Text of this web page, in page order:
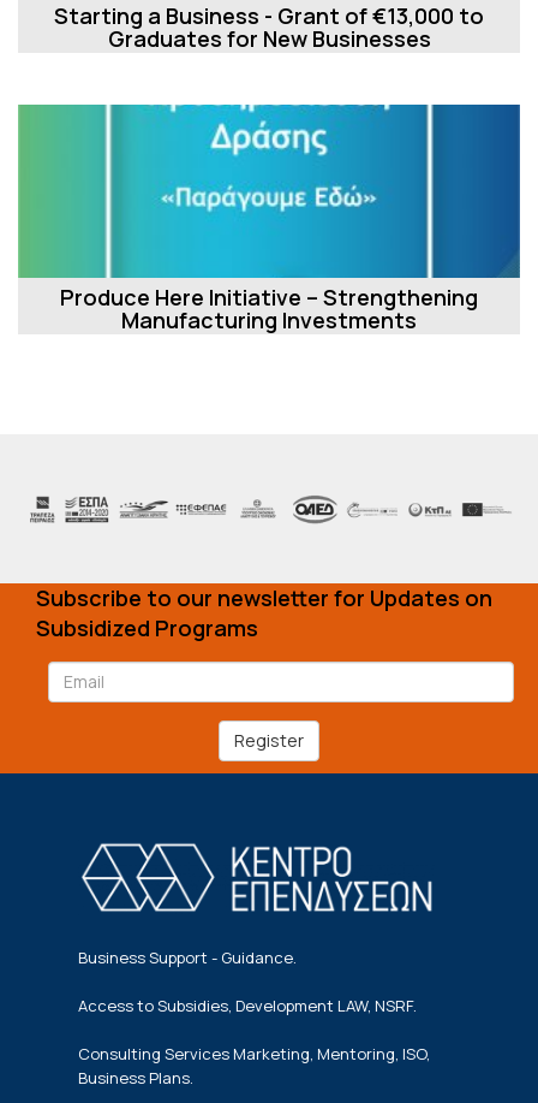
Starting a Business - Grant of €13,000 to
Graduates for New Businesses
Produce Here Initiative – Strengthening
Manufacturing Investments
Subscribe to our newsletter for Updates on
Subsidized Programs
Register
Business Support - Guidance.
Access to Subsidies, Development LAW, NSRF.
Consulting Services Marketing, Mentoring, ISO,
Business Plans.